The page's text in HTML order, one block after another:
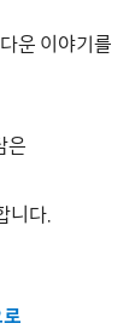
운 이야기를
은
니다.